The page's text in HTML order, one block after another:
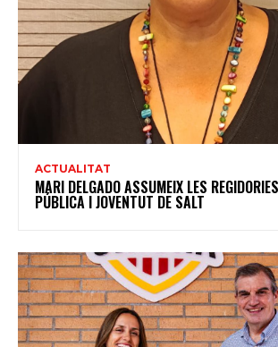
ACTUALITAT
MARI DELGADO ASSUMEIX LES
PÚBLICA I JOVENTUT DE SALT